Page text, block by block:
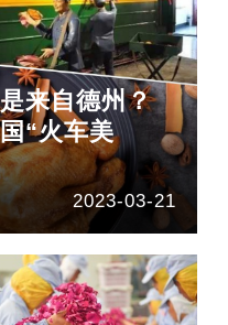
来自德州？
“火车美
2023-03-21